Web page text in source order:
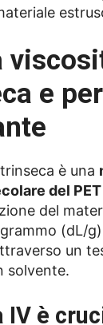
e
è una
del PET
del
(dL/
un
solvente.
IV è